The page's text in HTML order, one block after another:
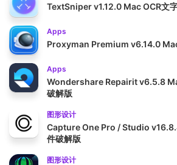
TextSniper v1.12.0 Mac OCR文
Apps
Proxyman Premium v6.14.0
Apps
Wondershare Repairit v6.5.8
破解版
图形设计
Capture One Pro / Studio
件破解版
图形设计